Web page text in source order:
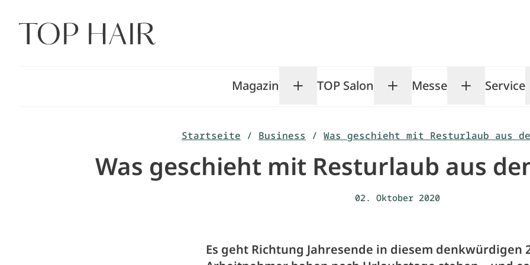
Inhalt
springen
Magazin Toggle Magazin submenu
TOP Salon Toggle TOP Salon
Messe ToggleService
Startseite / Business / Was geschieht mit Resturlaub aus
Was geschieht mit Resturlaub aus
02. Oktober 2020
Es geht Richtung Jahresende in diesem denkwürdigen